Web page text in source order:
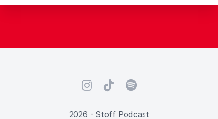
InstagramTikTokSpotify
2026 - Stoff Podcast